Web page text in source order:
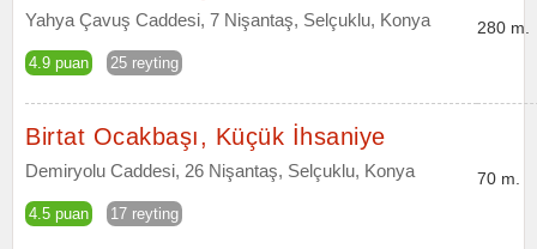
Yahya Çavuş Caddesi, 7 Nişantaş, Selçuklu, Konya
4.9 puan 25 reyting
280 m.
Birtat Ocakbaşı, Küçük İhsaniye
Demiryolu Caddesi, 26 Nişantaş, Selçuklu, Konya
4.5 puan 17 reyting
70 m.